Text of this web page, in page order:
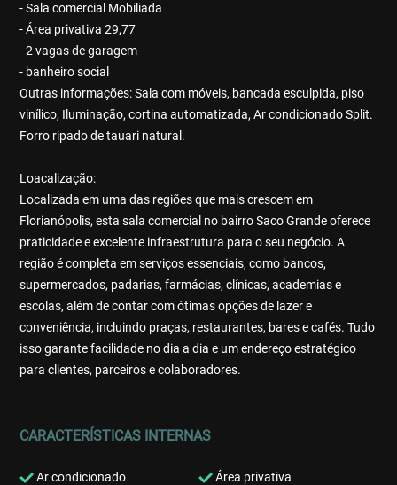
- Sala comercial Mobiliada
- Área privativa 29,77
- 2 vagas de garagem
- banheiro social
Outras informações: Sala com móveis, bancada esculpida, piso
vinílico, Iluminação, cortina automatizada, Ar condicionado Split.
Forro ripado de tauari natural.
Loacalização:
Localizada em uma das regiões que mais crescem em
Florianópolis, esta sala comercial no bairro Saco Grande oferece
praticidade e excelente infraestrutura para o seu negócio. A
região é completa em serviços essenciais, como bancos,
supermercados, padarias, farmácias, clínicas, academias e
escolas, além de contar com ótimas opções de lazer e
conveniência, incluindo praças, restaurantes, bares e cafés. Tudo
isso garante facilidade no dia a dia e um endereço estratégico
para clientes, parceiros e colaboradores.
CARACTERÍSTICAS INTERNAS
Ar condicionado Área privativa